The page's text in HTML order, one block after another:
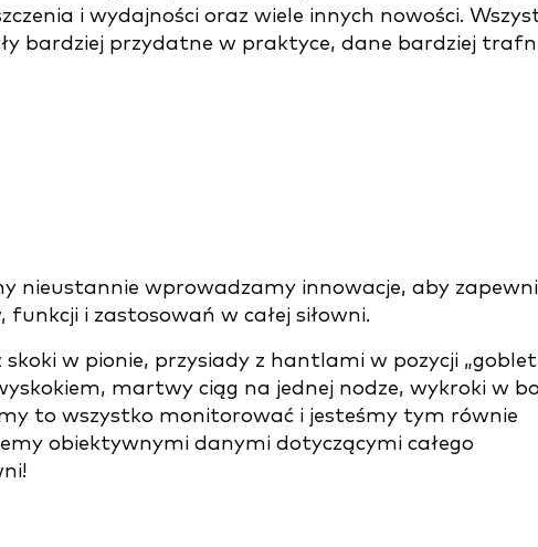
i wydajności oraz wiele innych nowości.
bardziej przydatne w praktyce, dane bardziej
nieustannie wprowadzamy innowacje, aby
i zastosowań w całej siłowni.
w pionie, przysiady z hantlami w pozycji
martwy ciąg na jednej nodze, wykroki w
to wszystko monitorować i jesteśmy tym równie
obiektywnymi danymi dotyczącymi całego